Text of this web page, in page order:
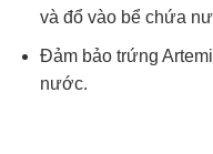
và đổ vào bể chứa
Đảm bảo trứng
nước.